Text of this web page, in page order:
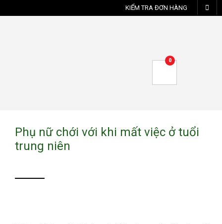
KIỂM TRA ĐƠN HÀNG
0
Phụ nữ chới với khi mất việc ở tuổi
trung niên